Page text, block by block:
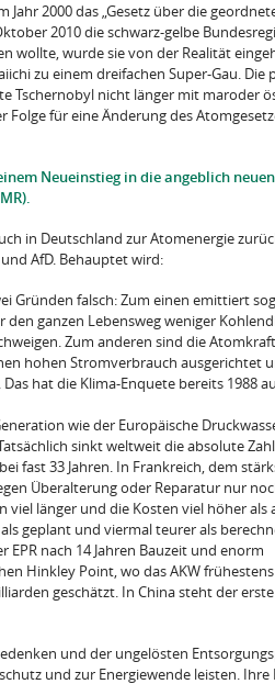
2000 das „Gesetz über die
2010 die schwarz-gelbe
wollte, wurde sie von der Realität
zu einem dreifachen Super-Gau. Die
Tschernobyl nicht länger mit ma­roder
Folge für eine Änderung des
Neueinstieg in die angeblich
in Deutschland zur Atomenergie
AfD. Behauptet wird:
Gründen falsch: Zum einen emittiert
ganzen Lebensweg weniger
Zum anderen sind die
hohen Stromver­brauch ausgerichtet
hat die Klima-Enquete bereits 1988
wie der Europäische
sinkt weltweit die absolute
fast 33 Jahren. In Frankreich, dem
Überalterung oder Reparatur nur
viel länger und die Kosten viel höher als
geplant und viermal teurer als
EPR nach 14 Jahren Bauzeit und enorm
Hinkley Point, wo das AKW
geschätzt. In China steht der erste
und der ungelösten
und zur Energiewende leisten. Ihre